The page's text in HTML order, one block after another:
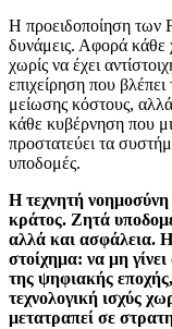
Η προειδοποίηση των
δυνάμεις. Αφορά κάθε
χωρίς να έχει
επιχείρηση που
μείωσης κόστους,
κάθε κυβέρνηση που
προστατεύει τα
υποδομές.
Η τεχνητή
κράτος. Ζητά
αλλά και ασφάλεια.
στοίχημα: να μη
της ψηφιακής
τεχνολογική ισχύς
μετατραπεί σε